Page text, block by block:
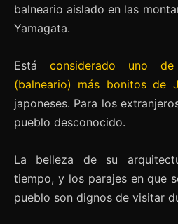
balneario aislado en las
Yamagata.
Está considerado uno
(balneario) más bonitos de
japoneses. Para los
pueblo desconocido.
La belleza de su
tiempo, y los parajes en que
pueblo son dignos de visitar